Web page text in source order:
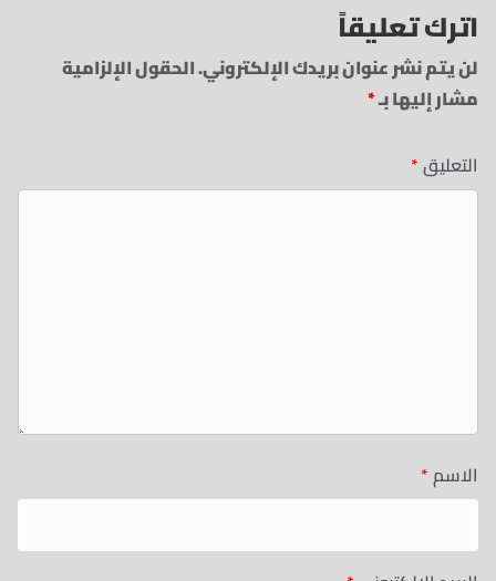
اترك تعليقاً
لن يتم نشر عنوان بريدك الإلكتروني.الحقول الإلزامية
مشار إليها بـ*
التعليق*
الاسم*